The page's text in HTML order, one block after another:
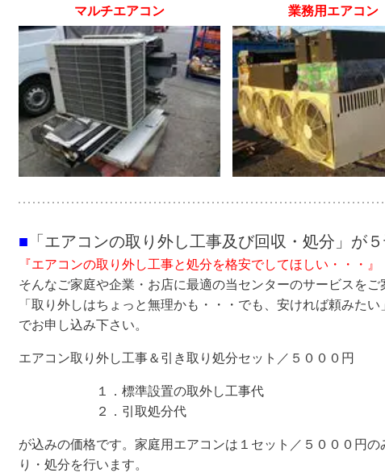
マルチエアコン 業務用エアコン
■ 「エアコンの取り外し工事及び回収・処分」が
『エアコンの取り外し工事と処分を格安でしてほしい・・・』
そんなご家庭や企業・お店に最適の当センターのサービスをご
「取り外しはちょっと無理かも・・・でも、安ければ頼みた
でお申し込み下さい。
エアコン取り外し工事＆引き取り処分セット／５０００円
１．標準設置の取外し工事代
２．引取処分代
が込みの価格です。家庭用エアコンは１セット／５０００円
り・処分を行います。